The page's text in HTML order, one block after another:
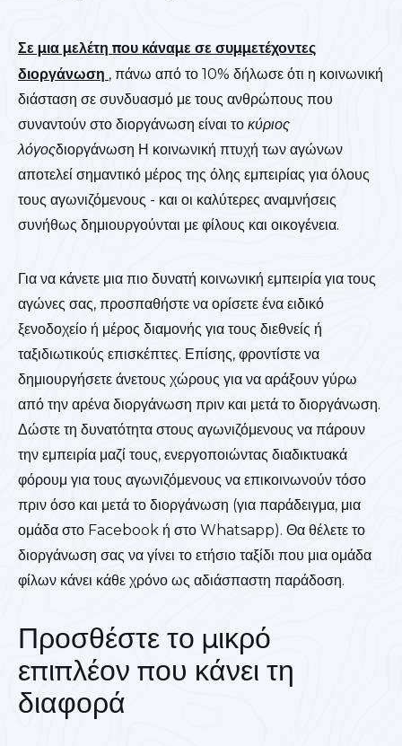
Σε μια μελέτη που κάναμε σε συμμετέχοντες
διοργάνωση , πάνω από το 10% δήλωσε ότι η κοινωνική
διάσταση σε συνδυασμό με τους ανθρώπους που
συναντούν στο διοργάνωση είναι το κύριος
λόγοςδιοργάνωση Η κοινωνική πτυχή των αγώνων
αποτελεί σημαντικό μέρος της όλης εμπειρίας για όλους
τους αγωνιζόμενους - και οι καλύτερες αναμνήσεις
συνήθως δημιουργούνται με φίλους και οικογένεια.
Για να κάνετε μια πιο δυνατή κοινωνική εμπειρία για τους
αγώνες σας, προσπαθήστε να ορίσετε ένα ειδικό
ξενοδοχείο ή μέρος διαμονής για τους διεθνείς ή
ταξιδιωτικούς επισκέπτες. Επίσης, φροντίστε να
δημιουργήσετε άνετους χώρους για να αράξουν γύρω
από την αρένα διοργάνωση πριν και μετά το διοργάνωση.
Δώστε τη δυνατότητα στους αγωνιζόμενους να πάρουν
την εμπειρία μαζί τους, ενεργοποιώντας διαδικτυακά
φόρουμ για τους αγωνιζόμενους να επικοινωνούν τόσο
πριν όσο και μετά το διοργάνωση (για παράδειγμα, μια
ομάδα στο Facebook ή στο Whatsapp). Θα θέλετε το
διοργάνωση σας να γίνει το ετήσιο ταξίδι που μια ομάδα
φίλων κάνει κάθε χρόνο ως αδιάσπαστη παράδοση.
Προσθέστε το μικρό
επιπλέον που κάνει τη
διαφορά